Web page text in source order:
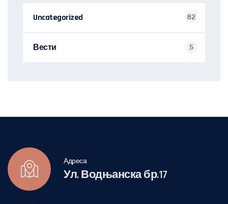
Uncategorized 82
Вести 5
Адреса
Ул. Водњанска бр.17